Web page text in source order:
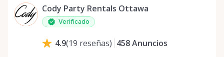
Jueves
9:00 a. m. - 5:00 p. m.
Viernes
Domingo
Cody Party Rentals Ottawa
Verificado
4.9(19 reseñas) 458Anuncios